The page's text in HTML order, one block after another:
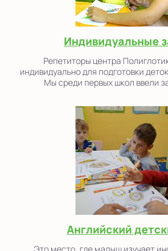
Индивидуальные
Репетиторы центра
индивидуально для подготовки
Мы среди первых школ ввели
Английский